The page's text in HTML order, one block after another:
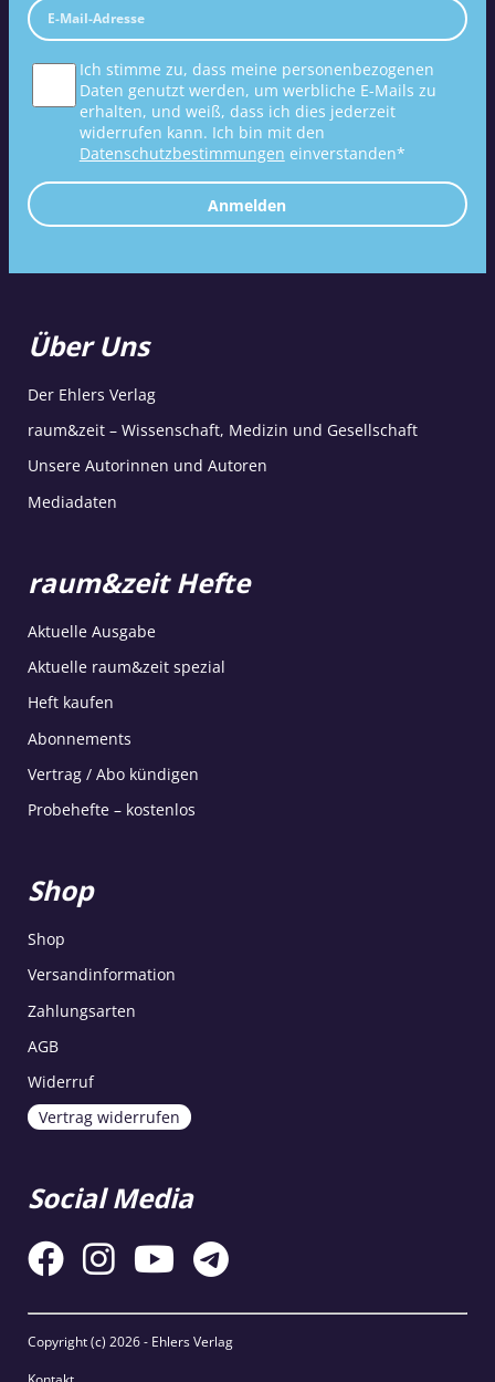
Ich stimme zu, dass meine personenbezogenen
Daten genutzt werden, um werbliche E-Mails zu
erhalten, und weiß, dass ich dies jederzeit
widerrufen kann. Ich bin mit den
Datenschutzbestimmungen einverstanden*
Anmelden
Über Uns
Der Ehlers Verlag
raum&zeit – Wissenschaft, Medizin und Gesellschaft
Unsere Autorinnen und Autoren
Mediadaten
raum&zeit Hefte
Aktuelle Ausgabe
Aktuelle raum&zeit spezial
Heft kaufen
Abonnements
Vertrag / Abo kündigen
Probehefte – kostenlos
Shop
Shop
Versandinformation
Zahlungsarten
AGB
Widerruf
Vertrag widerrufen
Social Media
Copyright (c) 2026 - Ehlers Verlag